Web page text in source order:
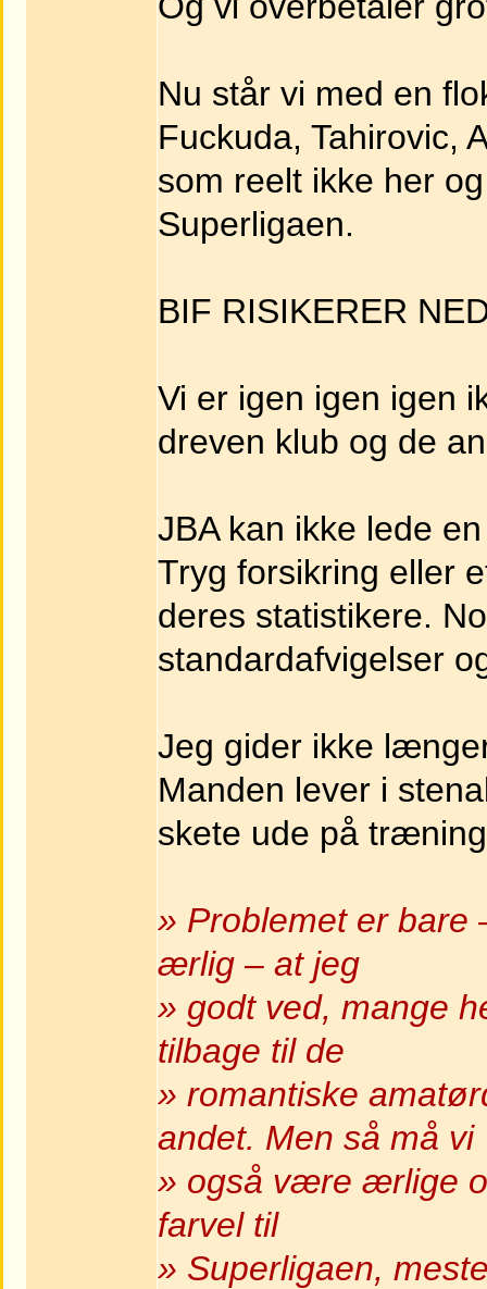
Nu står vi med en
Fuckuda,
som reelt ikke her
Superligaen.
BIF RISIKERER
Vi er igen igen igen
dreven klub og de
JBA kan ikke lede
Tryg forsikring eller
deres statistikere.
standardafvigelser
Jeg gider ikke
Manden lever i
skete ude på
» Problemet er
ærlig – at jeg
» godt ved, mange
tilbage til de
» romantiske
andet. Men så må vi
» også være ærlige
farvel til
» Superligaen,